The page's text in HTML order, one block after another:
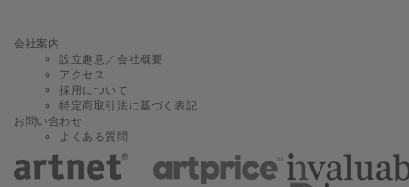
会社案内
設立趣意／会社概要
アクセス
採用について
特定商取引法に基づく表記
お問い合わせ
よくある質問